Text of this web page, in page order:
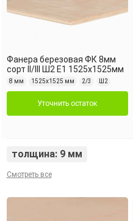
Фанера березовая ФК 8мм
сорт II/III Ш2 Е1 1525х1525мм
8 мм 1525х1525 мм 2/3 Ш2
Уточнить остаток
толщина: 9 мм
Смотреть все